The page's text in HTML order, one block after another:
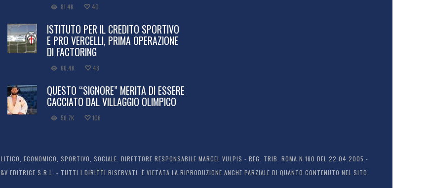
81.4K 40
ISTITUTO PER IL CREDITO SPORTIVO
E PRO VERCELLI, PRIMA OPERAZIONE
DI FACTORING
66.4K 48
QUESTO “SIGNORE” MERITA DI ESSERE
CACCIATO DAL VILLAGGIO OLIMPICO
56.7K 106
ECONOMICO, SPORTIVO, SOCIALE. DIRETTORE RESPONSABILE MARCEL VULPIS - REG. TRIB. ROMA N.160 DEL 22.04.2005 -
S.R.L. - TUTTI I DIRITTI RISERVATI. È VIETATA LA RIPRODUZIONE ANCHE PARZIALE DI QUANTO CONTENUTO NEL SITO.